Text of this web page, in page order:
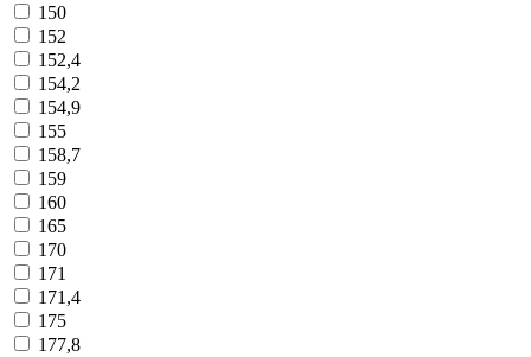
150
152
152,4
154,2
154,9
155
158,7
159
160
165
170
171
171,4
175
177,8